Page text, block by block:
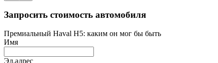
Запросить стоимость автомобиля
Премиальный Haval H5: каким он мог бы быть
Имя
Эл.адрес